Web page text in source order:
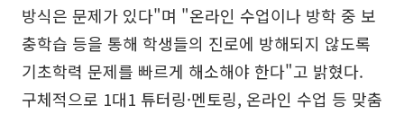
방식은 문제가 있다"며 "온라인 수업이나 방학 중 보
충학습 등을 통해 학생들의 진로에 방해되지 않도록
기초학력 문제를 빠르게 해소해야 한다"고 밝혔다.
구체적으로 1대1 튜터링·멘토링, 온라인 수업 등 맞춤